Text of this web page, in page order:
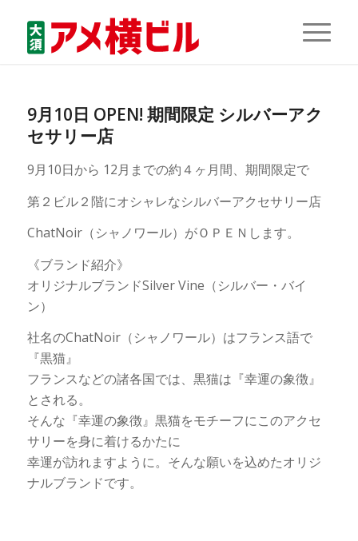
9月10日 OPEN! 期間限定 シルバーアク
セサリー店
9月10日から 12月までの約４ヶ月間、期間限定で
第２ビル２階にオシャレなシルバーアクセサリー店
ChatNoir（シャノワール）がＯＰＥＮします。
《ブランド紹介》
オリジナルブランドSilver Vine（シルバー・バイ
ン）
社名のChatNoir（シャノワール）はフランス語で
『黒猫』
フランスなどの諸各国では、黒猫は『幸運の象徴』
とされる。
そんな『幸運の象徴』黒猫をモチーフにこのアクセ
サリーを身に着けるかたに
幸運が訪れますように。そんな願いを込めたオリジ
ナルブランドです。